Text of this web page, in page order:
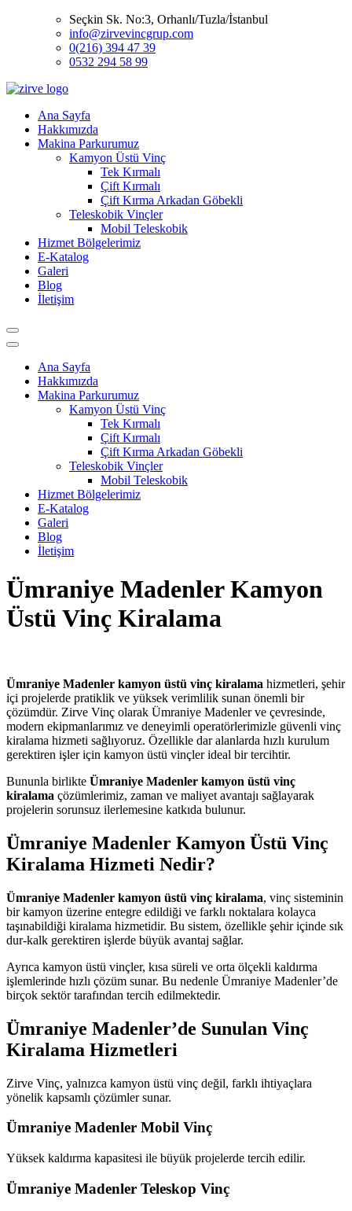
Seçkin Sk. No:3, Orhanlı/Tuzla/İstanbul
info@zirvevincgrup.com
0(216) 394 47 39
0532 294 58 99
Ana Sayfa
Hakkımızda
Makina Parkurumuz
Kamyon Üstü Vinç
Tek Kırmalı
Çift Kırmalı
Çift Kırma Arkadan Göbekli
Teleskobik Vinçler
Mobil Teleskobik
Hizmet Bölgelerimiz
E-Katalog
Galeri
Blog
İletişim
Ana Sayfa
Hakkımızda
Makina Parkurumuz
Kamyon Üstü Vinç
Tek Kırmalı
Çift Kırmalı
Çift Kırma Arkadan Göbekli
Teleskobik Vinçler
Mobil Teleskobik
Hizmet Bölgelerimiz
E-Katalog
Galeri
Blog
İletişim
Ümraniye Madenler Kamyon
Üstü Vinç Kiralama
Ümraniye Madenler kamyon üstü vinç kiralama hizmetleri, şehir
içi projelerde pratiklik ve yüksek verimlilik sunan önemli bir
çözümdür. Zirve Vinç olarak Ümraniye Madenler ve çevresinde,
modern ekipmanlarımız ve deneyimli operatörlerimizle güvenli vinç
kiralama hizmeti sağlıyoruz. Özellikle dar alanlarda hızlı kurulum
gerektiren işler için kamyon üstü vinçler ideal bir tercihtir.
Bununla birlikte Ümraniye Madenler kamyon üstü vinç
kiralama çözümlerimiz, zaman ve maliyet avantajı sağlayarak
projelerin sorunsuz ilerlemesine katkıda bulunur.
Ümraniye Madenler Kamyon Üstü Vinç
Kiralama Hizmeti Nedir?
Ümraniye Madenler kamyon üstü vinç kiralama, vinç sisteminin
bir kamyon üzerine entegre edildiği ve farklı noktalara kolayca
taşınabildiği kiralama hizmetidir. Bu sistem, özellikle şehir içinde sık
dur-kalk gerektiren işlerde büyük avantaj sağlar.
Ayrıca kamyon üstü vinçler, kısa süreli ve orta ölçekli kaldırma
işlemlerinde hızlı çözüm sunar. Bu nedenle Ümraniye Madenler’de
birçok sektör tarafından tercih edilmektedir.
Ümraniye Madenler’de Sunulan Vinç
Kiralama Hizmetleri
Zirve Vinç, yalnızca kamyon üstü vinç değil, farklı ihtiyaçlara
yönelik kapsamlı çözümler sunar.
Ümraniye Madenler Mobil Vinç
Yüksek kaldırma kapasitesi ile büyük projelerde tercih edilir.
Ümraniye Madenler Teleskop Vinç